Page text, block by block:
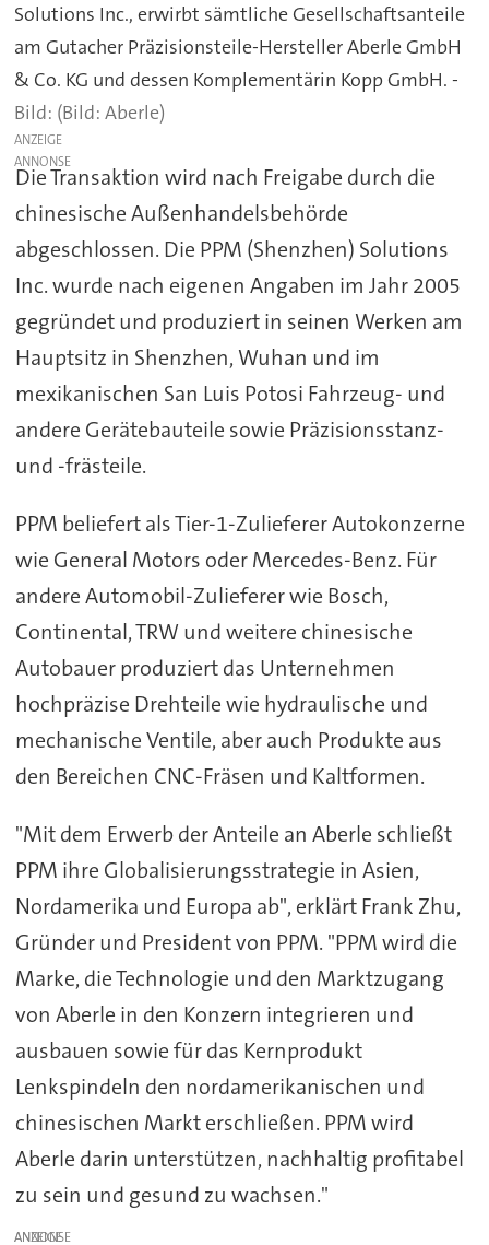
Solutions Inc., erwirbt sämtliche Gesellschaftsanteile
am Gutacher Präzisionsteile-Hersteller Aberle GmbH
& Co. KG und dessen Komplementärin Kopp GmbH. -
(Bild: Aberle)
ANZEIGE
Die Transaktion wird nach Freigabe durch die
chinesische Außenhandelsbehörde
abgeschlossen. Die PPM (Shenzhen) Solutions
Inc. wurde nach eigenen Angaben im Jahr 2005
gegründet und produziert in seinen Werken am
Hauptsitz in Shenzhen, Wuhan und im
mexikanischen San Luis Potosi Fahrzeug- und
andere Gerätebauteile sowie Präzisionsstanz-
und -frästeile.
PPM beliefert als Tier-1-Zulieferer Autokonzerne
wie General Motors oder Mercedes-Benz. Für
andere Automobil-Zulieferer wie Bosch,
Continental, TRW und weitere chinesische
Autobauer produziert das Unternehmen
hochpräzise Drehteile wie hydraulische und
mechanische Ventile, aber auch Produkte aus
den Bereichen CNC-Fräsen und Kaltformen.
"Mit dem Erwerb der Anteile an Aberle schließt
PPM ihre Globalisierungsstrategie in Asien,
Nordamerika und Europa ab", erklärt Frank Zhu,
Gründer und President von PPM. "PPM wird die
Marke, die Technologie und den Marktzugang
von Aberle in den Konzern integrieren und
ausbauen sowie für das Kernprodukt
Lenkspindeln den nordamerikanischen und
chinesischen Markt erschließen. PPM wird
Aberle darin unterstützen, nachhaltig profitabel
zu sein und gesund zu wachsen."
ANZEIGE